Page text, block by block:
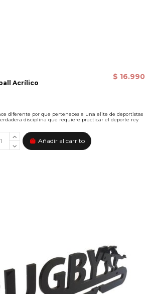
Acrílico
$ 16.990
diferente por que perteneces a una elite de deportistas
disciplina que requiere practicar el deporte rey
Añadir al carrito